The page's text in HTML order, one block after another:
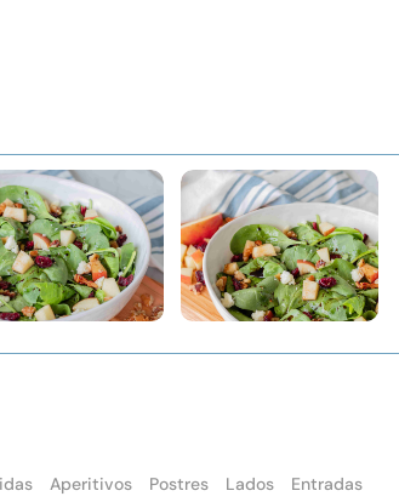
Aperitivos Postres Lados
Entradas